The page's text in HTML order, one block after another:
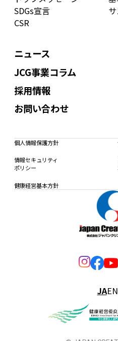
SDGs宣言
CSR
ニュース
JCG事業コラム
採用情報
お問い合わせ
個人情報保護方針
情報セキュリティ
ポリシー
健康経営基本方針
JAEN